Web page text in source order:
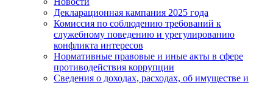
Декларационная кампания 2025 года
Комиссия по соблюдению требований к
служебному поведению и урегулированию
конфликта интересов
Нормативные правовые и иные акты в сфере
противодействия коррупции
Сведения о доходах, расходах, об имуществе и